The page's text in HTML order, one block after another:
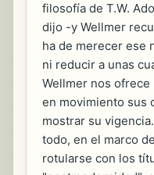
filosofía de T.W.
dijo -y Wellmer
ha de merecer ese
ni reducir a unas
Wellmer nos
en movimiento sus
mostrar su
todo, en el marco
rotularse con los